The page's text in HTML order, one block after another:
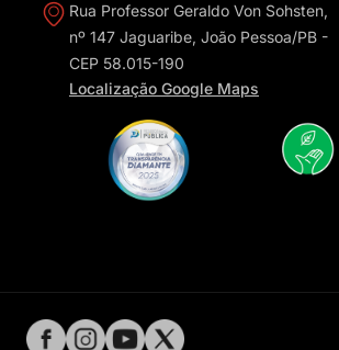
Rua Professor Geraldo Von Sohsten,
nº 147 Jaguaribe, João Pessoa/PB -
CEP 58.015-190
Localização Google Maps